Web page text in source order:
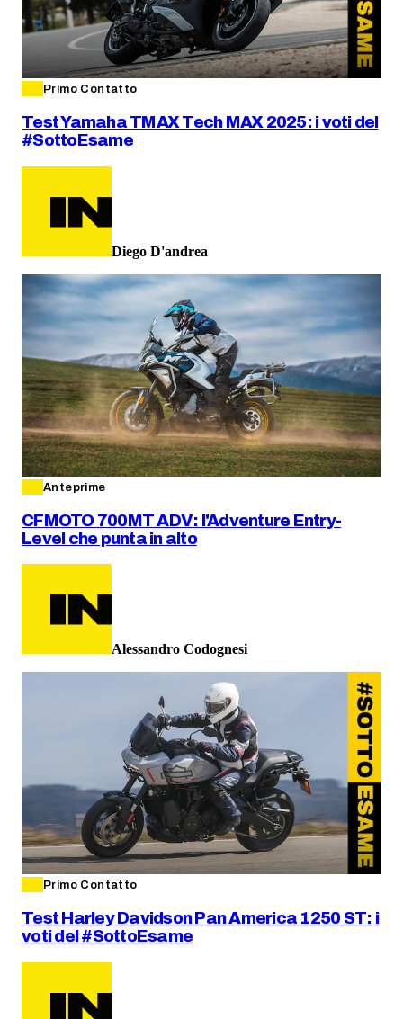
Primo Contatto
Test Yamaha TMAX Tech MAX 2025: i voti del
#SottoEsame
Diego D'andrea
Anteprime
CFMOTO 700MT ADV: l'Adventure Entry-
Level che punta in alto
Alessandro Codognesi
Primo Contatto
Test Harley Davidson Pan America 1250 ST: i
voti del #SottoEsame